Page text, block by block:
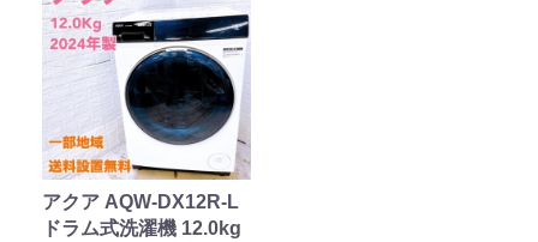
アクア AQW-DX12R-L
ドラム式洗濯機 12.0kg